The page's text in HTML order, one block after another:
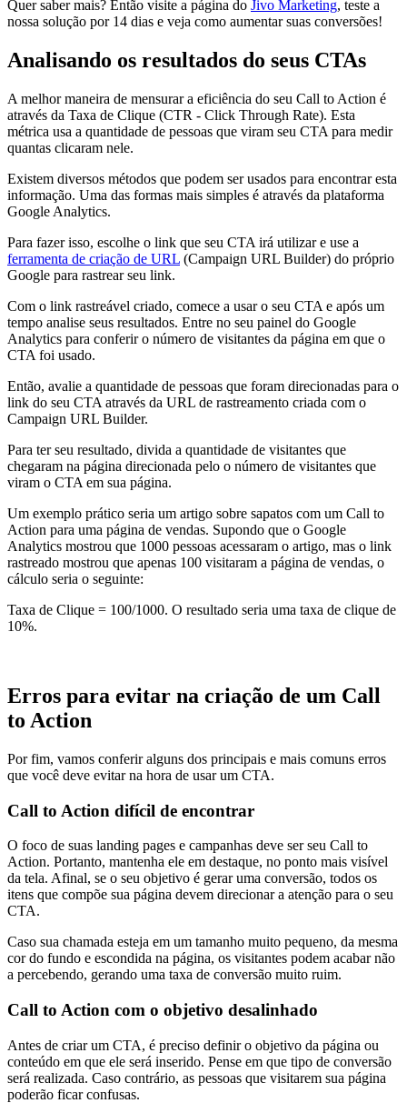
Quer saber mais? Então visite a página do Jivo Marketing, teste a
nossa solução por 14 dias e veja como aumentar suas conversões!
Analisando os resultados do seus CTAs
A melhor maneira de mensurar a eficiência do seu Call to Action é
através da Taxa de Clique (CTR - Click Through Rate). Esta
métrica usa a quantidade de pessoas que viram seu CTA para medir
quantas clicaram nele.
Existem diversos métodos que podem ser usados para encontrar esta
informação. Uma das formas mais simples é através da plataforma
Google Analytics.
Para fazer isso, escolhe o link que seu CTA irá utilizar e use a
ferramenta de criação de URL (Campaign URL Builder) do próprio
Google para rastrear seu link.
Com o link rastreável criado, comece a usar o seu CTA e após um
tempo analise seus resultados. Entre no seu painel do Google
Analytics para conferir o número de visitantes da página em que o
CTA foi usado.
Então, avalie a quantidade de pessoas que foram direcionadas para o
link do seu CTA através da URL de rastreamento criada com o
Campaign URL Builder.
Para ter seu resultado, divida a quantidade de visitantes que
chegaram na página direcionada pelo o número de visitantes que
viram o CTA em sua página.
Um exemplo prático seria um artigo sobre sapatos com um Call to
Action para uma página de vendas. Supondo que o Google
Analytics mostrou que 1000 pessoas acessaram o artigo, mas o link
rastreado mostrou que apenas 100 visitaram a página de vendas, o
cálculo seria o seguinte:
Taxa de Clique = 100/1000. O resultado seria uma taxa de clique de
10%.
Erros para evitar na criação de um Call
to Action
Por fim, vamos conferir alguns dos principais e mais comuns erros
que você deve evitar na hora de usar um CTA.
Call to Action difícil de encontrar
O foco de suas landing pages e campanhas deve ser seu Call to
Action. Portanto, mantenha ele em destaque, no ponto mais visível
da tela. Afinal, se o seu objetivo é gerar uma conversão, todos os
itens que compõe sua página devem direcionar a atenção para o seu
CTA.
Caso sua chamada esteja em um tamanho muito pequeno, da mesma
cor do fundo e escondida na página, os visitantes podem acabar não
a percebendo, gerando uma taxa de conversão muito ruim.
Call to Action com o objetivo desalinhado
Antes de criar um CTA, é preciso definir o objetivo da página ou
conteúdo em que ele será inserido. Pense em que tipo de conversão
será realizada. Caso contrário, as pessoas que visitarem sua página
poderão ficar confusas.